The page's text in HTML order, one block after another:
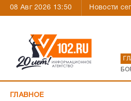
08 Авг 2026 13:50 Новости
ГЛАВНОЕ